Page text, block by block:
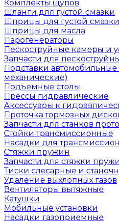
Комплекты щупов
Шланги для густой смазки
Шприцы для густой смазки
Шприцы для масла
Парогенераторы
Пескоструйные камеры и
Запчасти для
Подставки автомобильные
механические)
Подъемные столы
Прессы гидравлические
Аксессуары к
Проточка тормозных
Запчасти для станков
Стойки трансмиссионные
Насадки для
Стяжки пружин
Запчасти для стяжки
Тиски слесарные и
Удаление выхлопных газов
Вентиляторы вытяжные
Катушки
Мобильные установки
Насадки газоприемные